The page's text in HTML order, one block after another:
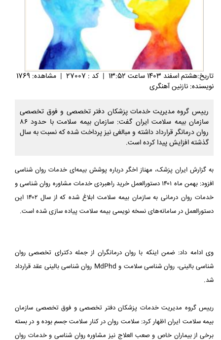
تاريخ:هشتم اسفند 1403 ساعت 13:52 | کد : 27007 | مشاهده: 1769
نویسنده: نازنین آهنگری
رییس گروه مدیریت خدمات پزشکان دفتر تخصصی و فوق تخصصی
سازمان بیمه سلامت ایران گفت: سازمان بیمه سلامت با حدود ۸۶
روان درمانگر قرارداد داشته و مبالغی نیز پرداخت شده که نسبت به سال
گذشته افزایش پیدا کرده است.
به گزارش ایران پزشک، مهناز اخگر درباره پوشش بیمه‌ای خدمات روان شناسی
افزود: بهمن ماه ۱۴۰۱ دستورالعمل خرید راهبردی خدمات مشاوره روان شناسی و
خدمات روان درمانی به سازمان بیمه سلامت ابلاغ شده که از سال ۱۴۰۲ این
دستورالعمل در سامانه‌های نسخه نویسی بیمه سلامت پیاده سازی شده است.
وی ادامه داد: ضمن اینکه با روان درمانگران از جمله دکترای تخصصی روان
شناسی بالینی، روان شناسی سلامت و MdPhd روان شناسی بالینی عقد قرارداد
شد.
رییس گروه مدیریت خدمات پزشکان دفتر تخصصی و فوق تخصصی سازمان
بیمه سلامت ایران اظهار کرد: سلامت روان در کنار سلامت جسم بوده و در بسته
برخی از بیماران خاص و صعب العلاج نیز مشاوره روان شناسی و خدمات روان